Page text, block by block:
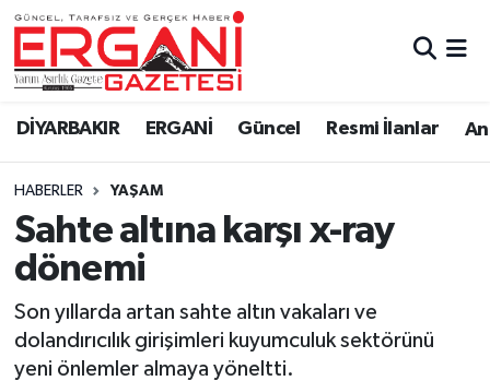
DİYARBAKIR ERGANİ Güncel Resmi İlanlar
HABERLER YAŞAM
Sahte altına karşı x-ray
dönemi
Son yıllarda artan sahte altın vakaları ve
dolandırıcılık girişimleri kuyumculuk sektörünü
yeni önlemler almaya yöneltti.
DİYARBAKIR
BİSMİL
BAĞLAR
ERGANİ
Güncel
Resmi İlanlar
Sağlık
Ergani Nöbetçi Eczaneler
Ergani Hava Durumu
Ergani Trafik Yoğunluk Haritası
Süper Lig Puan Durumu ve Fikstür
Tüm Manşetler
Son Dakika Haberleri